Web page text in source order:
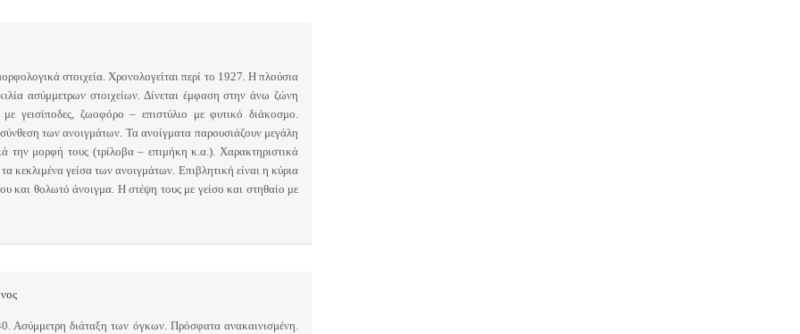
στοιχεία.Χρονολογείται περί το 1927.Η πλούσια
ασύμμετρων στοιχείων. Δίνεται έμφαση στην άνω ζώνη
γεισίποδες, ζωοφόρο – επιστύλιο με φυτικό διάκοσμο.
των ανοιγμάτων. Τα ανοίγματα παρουσιάζουν μεγάλη
την μορφή τους (τρίλοβα – επιμήκη κ.α.). Χαρακτηριστικά
κεκλιμένα γείσα των ανοιγμάτων. Επιβλητική είναι η κύρια
και θολωτό άνοιγμα. Η στέψη τους με γείσο και στηθαίο με
Ασύμμετρη διάταξη των όγκων. Πρόσφατα ανακαινισμένη.